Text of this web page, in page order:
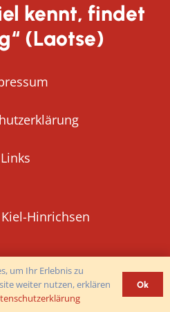
kennt, findet
(Laotse)
Links
Hinrichsen
um Ihr Erlebnis zu
weiter nutzen, erklären
Ok